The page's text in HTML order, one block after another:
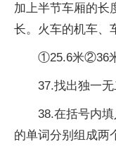
加上半节车厢的长
长。火车的机车、
①25.6米②36
37.找出独一
38.在括号内
的单词分别组成两